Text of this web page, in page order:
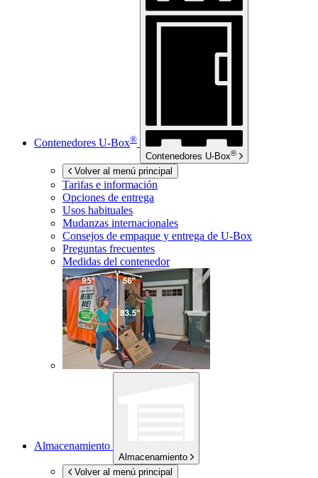
Contenedores U-Box®
Contenedores U-Box®
Volver al menú principal
Tarifas e información
Opciones de entrega
Usos habituales
Mudanzas internacionales
Consejos de empaque y entrega de U-Box
Preguntas frecuentes
Medidas del contenedor
Almacenamiento
Almacenamiento
Volver al menú principal